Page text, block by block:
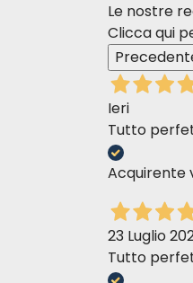
Le nostre
Clicca qui
Ieri
Tutto
Acquirente
23 Luglio
Tutto